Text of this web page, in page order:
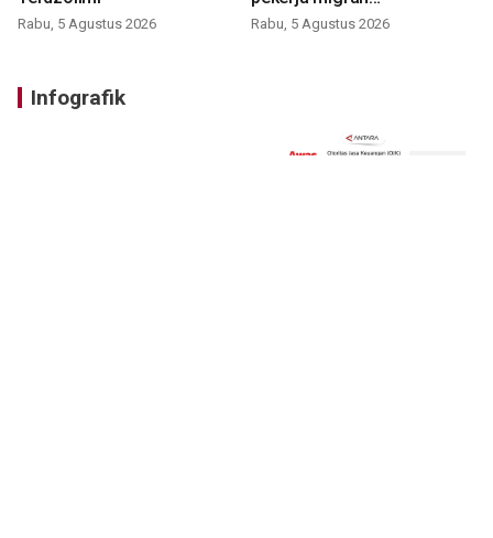
Rabu, 5 Agustus 2026
nonprosedural
Rabu, 5 Agustus 2026
Infografik